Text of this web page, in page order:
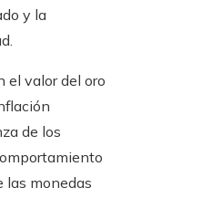
y la
el valor del oro
de los
las monedas